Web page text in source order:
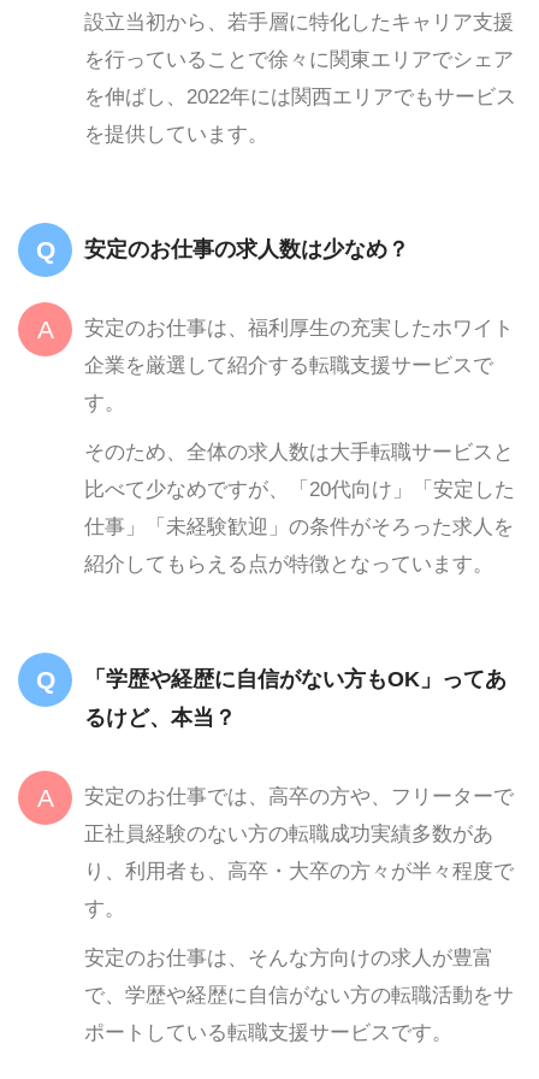
設立当初から、若手層に特化したキャリア支援
を行っていることで徐々に関東エリアでシェア
を伸ばし、2022年には関西エリアでもサービス
を提供しています。
安定のお仕事の求人数は少なめ？
安定のお仕事は、福利厚生の充実したホワイト
企業を厳選して紹介する転職支援サービスで
す。
そのため、全体の求人数は大手転職サービスと
比べて少なめですが、「20代向け」「安定した
仕事」「未経験歓迎」の条件がそろった求人を
紹介してもらえる点が特徴となっています。
「学歴や経歴に自信がない方もOK」ってあ
るけど、本当？
安定のお仕事では、高卒の方や、フリーターで
正社員経験のない方の転職成功実績多数があ
り、利用者も、高卒・大卒の方々が半々程度で
す。
安定のお仕事は、そんな方向けの求人が豊富
で、学歴や経歴に自信がない方の転職活動をサ
ポートしている転職支援サービスです。